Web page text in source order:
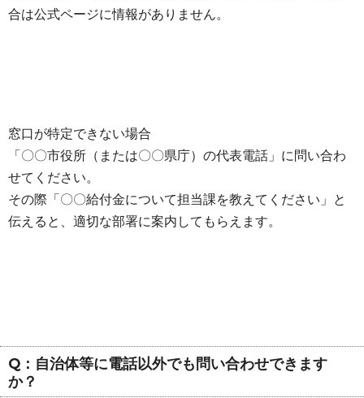
合は公式ページに情報がありません。
窓口が特定できない場合
「〇〇市役所（または〇〇県庁）の代表電話」に問い合わ
せてください。
その際「〇〇給付金について担当課を教えてください」と
伝えると、適切な部署に案内してもらえます。
Q：自治体等に電話以外でも問い合わせできます
か？